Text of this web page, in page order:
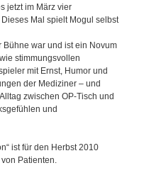
jetzt im März vier
Mal spielt Mogul selbst
Bühne war und ist ein Novum
stimmungsvollen
mit Ernst, Humor und
der Mediziner – und
zwischen OP-Tisch und
und
ist für den Herbst 2010
Patienten.